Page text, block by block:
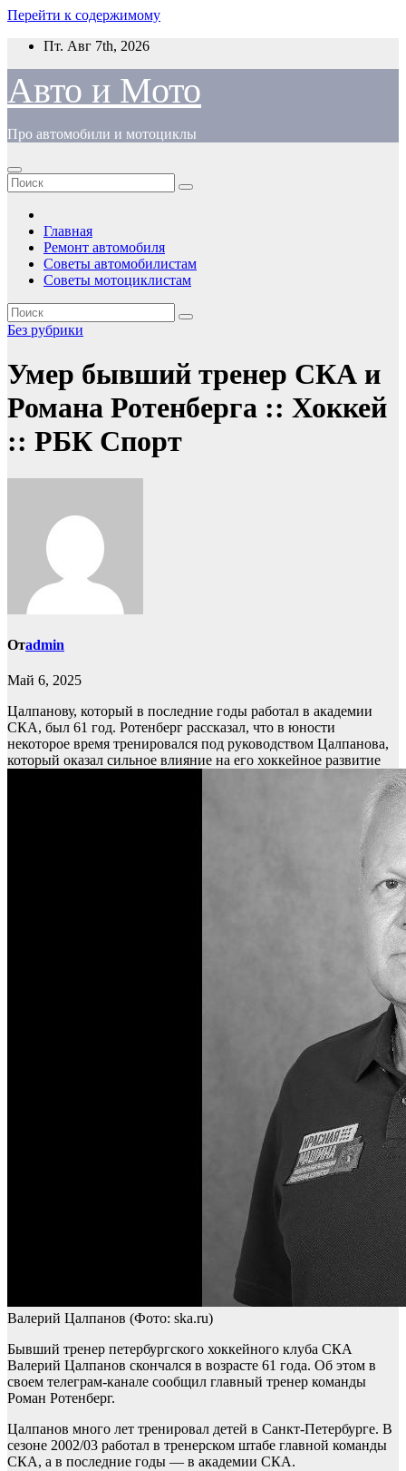
Перейти к содержимому
Пт. Авг 7th, 2026
Авто и Мото
Про автомобили и мотоциклы
Главная
Ремонт автомобиля
Советы автомобилистам
Советы мотоциклистам
Без рубрики
Умер бывший тренер СКА и
Романа Ротенберга :: Хоккей
:: РБК Спорт
Отadmin
Май 6, 2025
Цалпанову, который в последние годы работал в академии
СКА, был 61 год. Ротенберг рассказал, что в юности
некоторое время тренировался под руководством Цалпанова,
который оказал сильное влияние на его хоккейное развитие
Валерий Цалпанов (Фото: ska.ru)
Бывший тренер петербургского хоккейного клуба СКА
Валерий Цалпанов скончался в возрасте 61 года. Об этом в
своем телеграм-канале сообщил главный тренер команды
Роман Ротенберг.
Цалпанов много лет тренировал детей в Санкт-Петербурге. В
сезоне 2002/03 работал в тренерском штабе главной команды
СКА, а в последние годы — в академии СКА.